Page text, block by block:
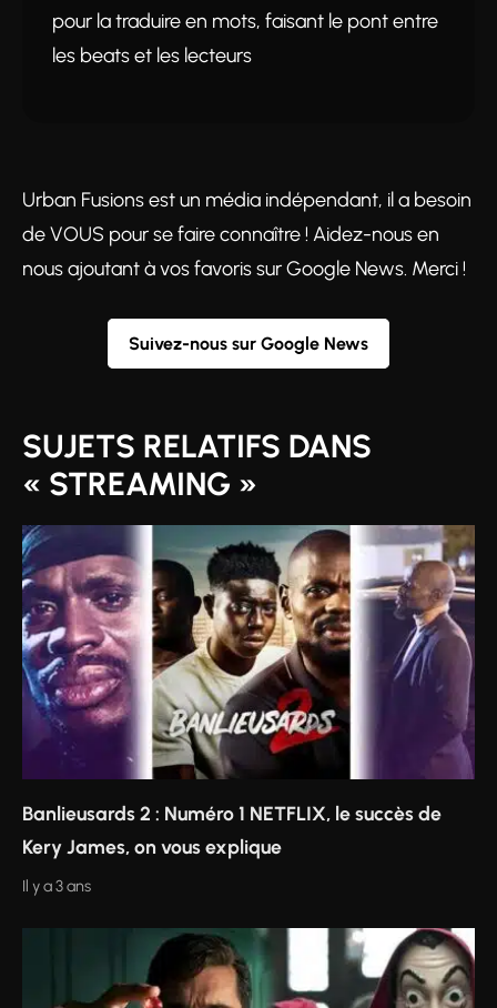
pour la traduire en mots, faisant le pont entre
les beats et les lecteurs
Urban Fusions est un média indépendant, il a besoin
de VOUS pour se faire connaître ! Aidez-nous en
nous ajoutant à vos favoris sur Google News. Merci !
Suivez-nous sur Google News
SUJETS RELATIFS DANS
« STREAMING »
Banlieusards 2 : Numéro 1 NETFLIX, le succès de
Kery James, on vous explique
Il y a 3 ans